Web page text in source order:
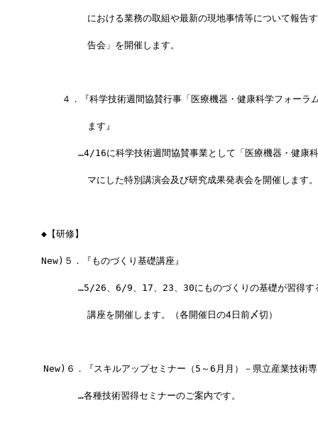
における業務の取組や最新の現地事情等について報告す
告会」を開催します。
　　４．『科学技術週間協賛行事「医療機器・健康科学フォーラ
ます』
…4/16に科学技術週間協賛事業として「医療機器・健康科
マにした特別講演会及び研究成果発表会を開催します
◆【研修】
New)５．『ものづくり基礎講座』
…5/26、6/9、17、23、30にものづくりの基礎が習得する
講座を開催します。（各開催日の4日前〆切）
New)６．『スキルアップセミナー（5～6月月）－県立産業技術
…各種技術習得セミナーのご案内です。